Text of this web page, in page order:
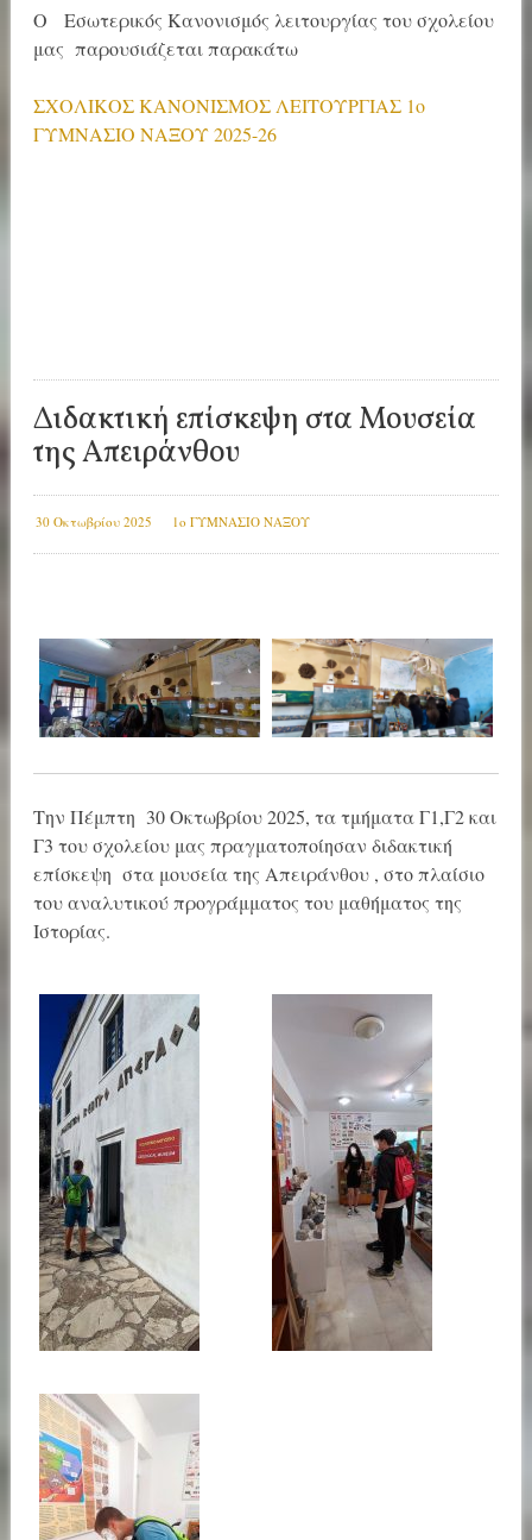
Ο Εσωτερικός Κανονισμός λειτουργίας του σχολείου
μας παρουσιάζεται παρακάτω
ΣΧΟΛΙΚΟΣ ΚΑΝΟΝΙΣΜΟΣ ΛΕΙΤΟΥΡΓΙΑΣ 1ο
ΓΥΜΝΑΣΙΟ ΝΑΞΟΥ 2025-26
Διδακτική επίσκεψη στα Μουσεία
της Απειράνθου
30 Οκτωβρίου 2025 1ο ΓΥΜΝΑΣΙΟ ΝΑΞΟΥ
Την Πέμπτη 30 Οκτωβρίου 2025, τα τμήματα Γ1,Γ2 και
Γ3 του σχολείου μας πραγματοποίησαν διδακτική
επίσκεψη στα μουσεία της Απειράνθου , στο πλαίσιο
του αναλυτικού προγράμματος του μαθήματος της
Ιστορίας.